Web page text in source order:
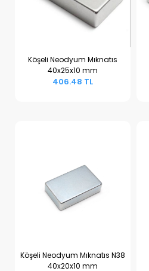
Sepete Ekle
Köşeli Neodyum Mıknatıs
40x25x10 mm
406.48 TL
Köşeli Neodyum Mıknatıs N38
40x20x10 mm